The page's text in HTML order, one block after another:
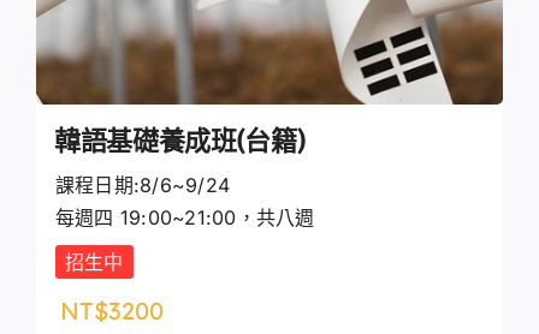
韓語基礎養成班(台籍)
課程日期:8/6~9/24
每週四 19:00~21:00，共八週
招生中
NT$3200